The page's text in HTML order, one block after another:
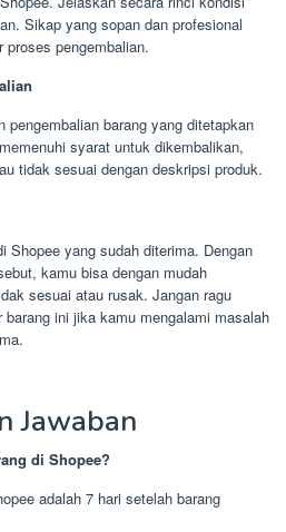
Sikap yang sopan dan profesional
proses pengembalian.
pengembalian barang yang ditetapkan
syarat untuk dikembalikan,
tidak sesuai dengan deskripsi produk.
Shopee yang sudah diterima. Dengan
kamu bisa dengan mudah
sesuai atau rusak. Jangan ragu
ini jika kamu mengalami masalah
Jawaban
di Shopee?
adalah 7 hari setelah barang